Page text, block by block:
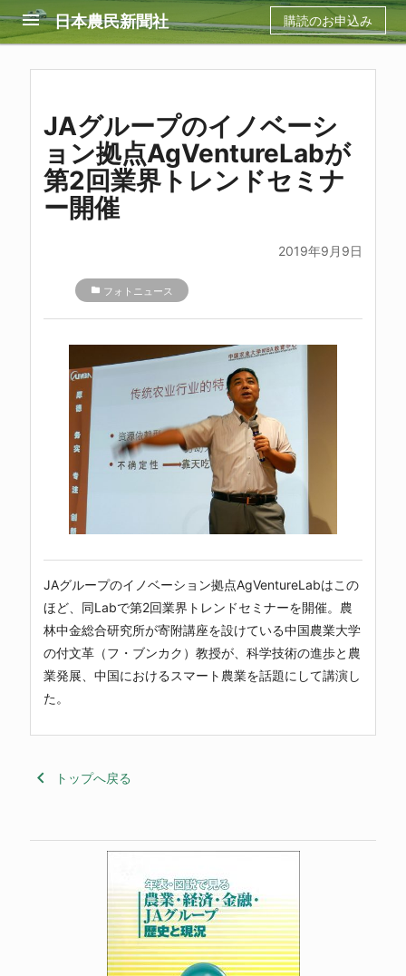
menu 日本農民新聞社 購読のお申込み
JAグループのイノベーシ
ョン拠点AgVentureLabが
第2回業界トレンドセミナ
ー開催
2019年9月9日
folder フォトニュース
JAグループのイノベーション拠点AgVentureLabはこの
ほど、同Labで第2回業界トレンドセミナーを開催。農
林中金総合研究所が寄附講座を設けている中国農業大学
の付文革（フ・ブンカク）教授が、科学技術の進歩と農
業発展、中国におけるスマート農業を話題にして講演し
た。
keyboard_arrow_left トップへ戻る